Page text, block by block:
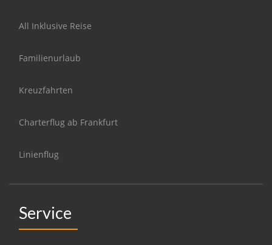
All Inklusive Reise
Familienurlaub
Kreuzfahrten
Charterflug ab Frankfurt
Linienflug
Service